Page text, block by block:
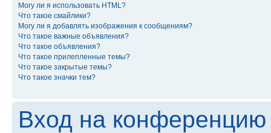
Могу ли я использовать HTML?
Что такое смайлики?
Могу ли я добавлять изображения к сообщениям?
Что такое важные объявления?
Что такое объявления?
Что такое прилепленные темы?
Что такое закрытые темы?
Что такое значки тем?
Вход на конференцию